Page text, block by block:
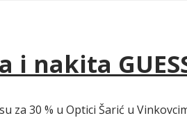
za 30 % u Optici Šarić u